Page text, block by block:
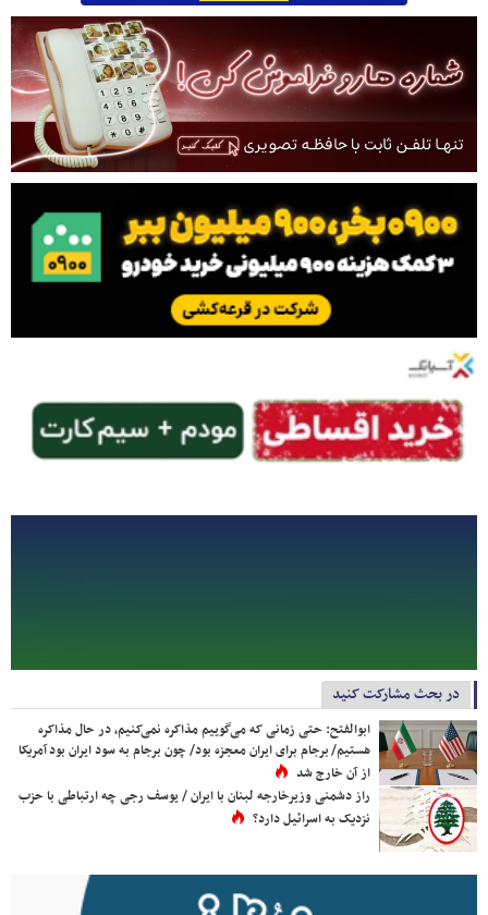
در بحث مشارکت کنید
ابوالفتح: حتی زمانی که می‌گوییم مذاکره نمی‌کنیم، در حال مذاکره
هستیم/ برجام برای ایران معجزه بود/ چون برجام به سود ایران بود آمریکا
از آن خارج شد
راز دشمنی وزیرخارجه لبنان با ایران / یوسف رجی چه ارتباطی با حزب
نزدیک به اسرائیل دارد؟